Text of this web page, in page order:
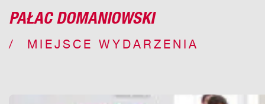
PAŁAC DOMANIOWSKI
MIEJSCE WYDARZENIA